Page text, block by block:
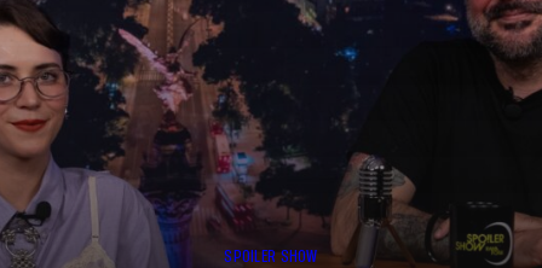
SPOILER SHOW